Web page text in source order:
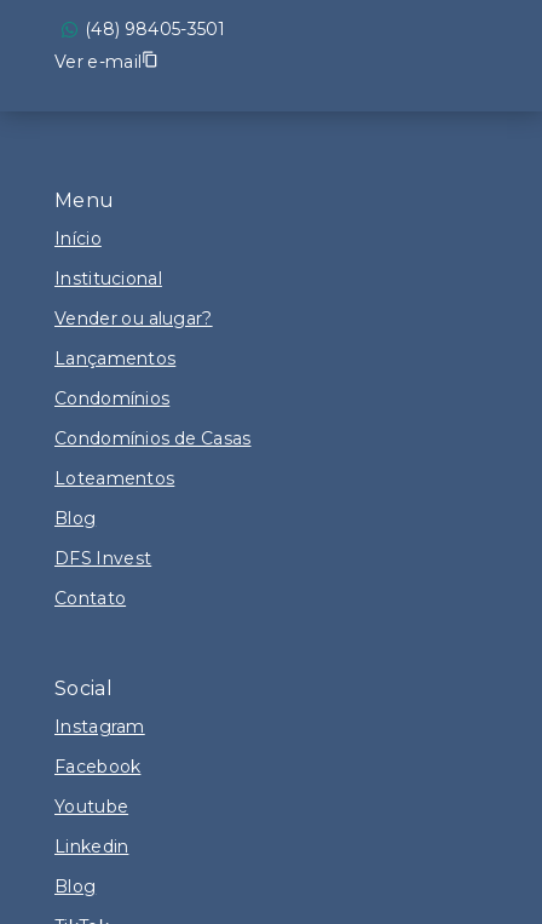
Menu
Início
Institucional
Vender ou alugar?
Lançamentos
Condomínios
Condomínios de Casas
Loteamentos
Blog
DFS Invest
Contato
Social
Instagram
Facebook
Youtube
Linkedin
Blog
(48) 98405-3501
Ver e-mail